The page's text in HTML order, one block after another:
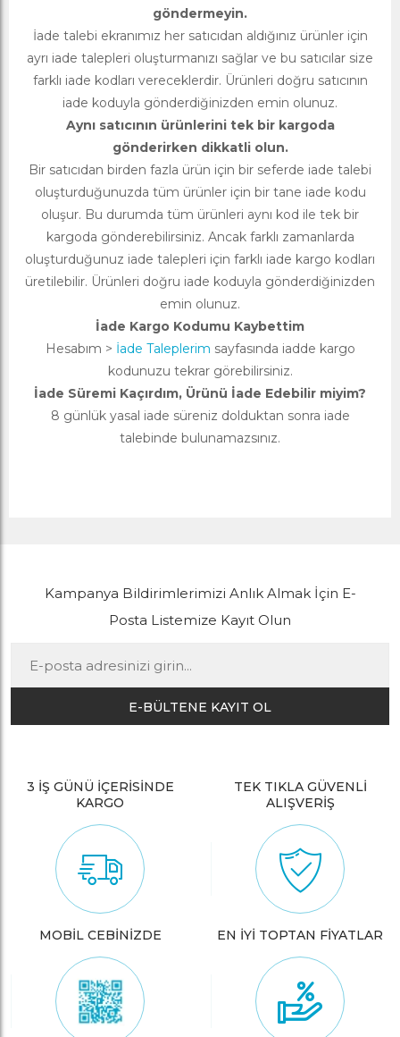
göndermeyin.
İade talebi ekranımız her satıcıdan aldığınız ürünler için
ayrı iade talepleri oluşturmanızı sağlar ve bu satıcılar size
farklı iade kodları vereceklerdir. Ürünleri doğru satıcının
iade koduyla gönderdiğinizden emin olunuz.
Aynı satıcının ürünlerini tek bir kargoda
gönderirken dikkatli olun.
Bir satıcıdan birden fazla ürün için bir seferde iade talebi
oluşturduğunuzda tüm ürünler için bir tane iade kodu
oluşur. Bu durumda tüm ürünleri aynı kod ile tek bir
kargoda gönderebilirsiniz. Ancak farklı zamanlarda
oluşturduğunuz iade talepleri için farklı iade kargo kodları
üretilebilir. Ürünleri doğru iade koduyla gönderdiğinizden
emin olunuz.
İade Kargo Kodumu Kaybettim
Hesabım > İade Taleplerim sayfasında iadde kargo
kodunuzu tekrar görebilirsiniz.
İade Süremi Kaçırdım, Ürünü İade Edebilir miyim?
8 günlük yasal iade süreniz dolduktan sonra iade
talebinde bulunamazsınız.
Kampanya Bildirimlerimizi Anlık Almak İçin E-
Posta Listemize Kayıt Olun
E-BÜLTENE KAYIT OL
3 İŞ GÜNÜ İÇERİSİNDE
KARGO
TEK TIKLA GÜVENLİ
ALIŞVERİŞ
MOBİL CEBİNİZDE EN İYİ TOPTAN FİYATLAR